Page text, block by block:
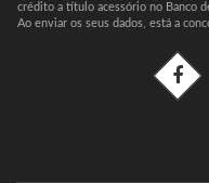
crédito a título acessório no Banco
Ao enviar os seus dados, está a